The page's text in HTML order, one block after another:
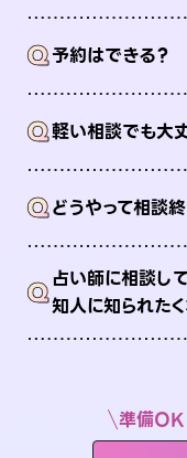
Q予約はできる？
Q軽い相談でも大
Qどうやって相談
Q占い師に相談し
知人に知られた
準備OK